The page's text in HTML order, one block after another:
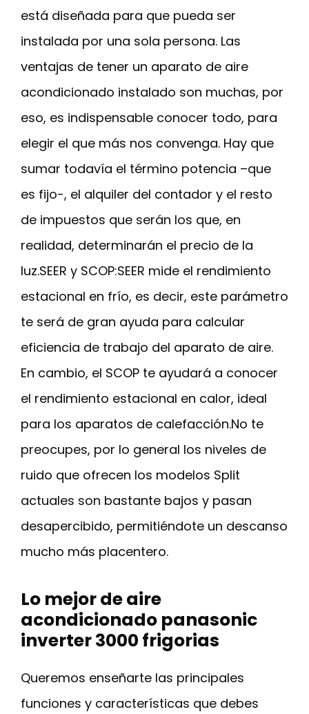
está diseñada para que pueda ser
instalada por una sola persona. Las
ventajas de tener un aparato de aire
acondicionado instalado son muchas, por
eso, es indispensable conocer todo, para
elegir el que más nos convenga. Hay que
sumar todavía el término potencia –que
es fijo-, el alquiler del contador y el resto
de impuestos que serán los que, en
realidad, determinarán el precio de la
luz.SEER y SCOP:SEER mide el rendimiento
estacional en frío, es decir, este parámetro
te será de gran ayuda para calcular
eficiencia de trabajo del aparato de aire.
En cambio, el SCOP te ayudará a conocer
el rendimiento estacional en calor, ideal
para los aparatos de calefacción.No te
preocupes, por lo general los niveles de
ruido que ofrecen los modelos Split
actuales son bastante bajos y pasan
desapercibido, permitiéndote un descanso
mucho más placentero.
Lo mejor de aire
acondicionado panasonic
inverter 3000 frigorias
Queremos enseñarte las principales
funciones y características que debes